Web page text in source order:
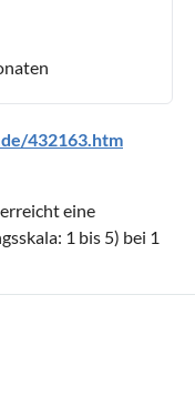
432163.htm
erreicht eine
1 bis 5) bei 1